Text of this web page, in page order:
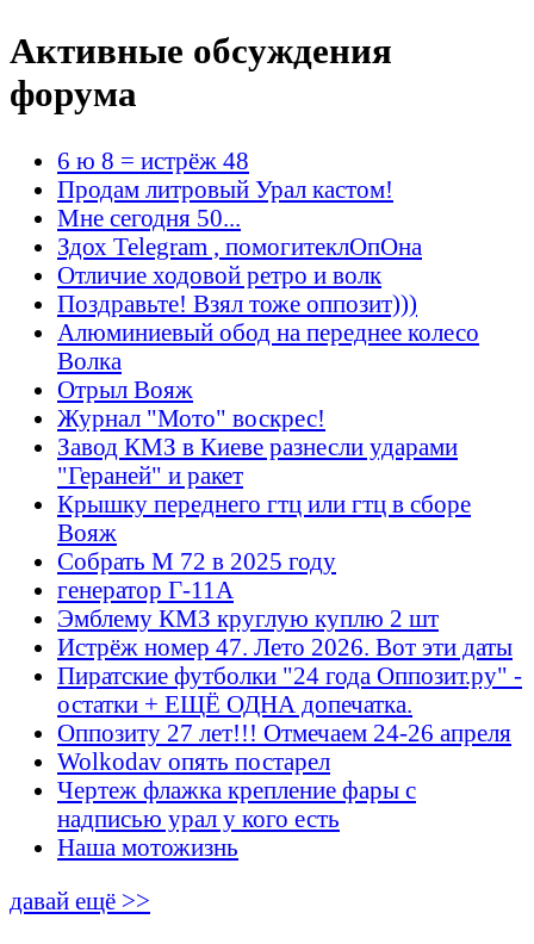
Активные обсуждения
форума
6 ю 8 = истрёж 48
Продам литровый Урал кастом!
Мне сегодня 50...
Здох Telegram , помогитеклОпОна
Отличие ходовой ретро и волк
Поздравьте! Взял тоже оппозит)))
Алюминиевый обод на переднее колесо
Волка
Отрыл Вояж
Журнал "Мото" воскрес!
Завод КМЗ в Киеве разнесли ударами
"Гераней" и ракет
Крышку переднего гтц или гтц в сборе
Вояж
Собрать М 72 в 2025 году
генератор Г-11А
Эмблему КМЗ круглую куплю 2 шт
Истрёж номер 47. Лето 2026. Вот эти даты
Пиратские футболки "24 года Оппозит.ру" -
остатки + ЕЩЁ ОДНА допечатка.
Оппозиту 27 лет!!! Отмечаем 24-26 апреля
Wolkodav опять постарел
Чертеж флажка крепление фары с
надписью урал у кого есть
Наша мотожизнь
давай ещё >>